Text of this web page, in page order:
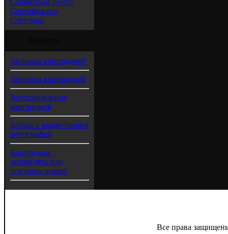
Сервисный центр
Сертификаты
Счётчики
Заправка картриджей
Заправка картриджей
Восстановление
картриджей
Борьба с выцветанием
фотографий
Картриджы -
заправлять или
покупать новый
Все права